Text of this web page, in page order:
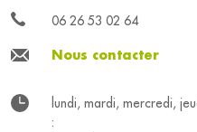
06 26 53 02 64
Nous contacter
lundi, mardi, mercredi,
: